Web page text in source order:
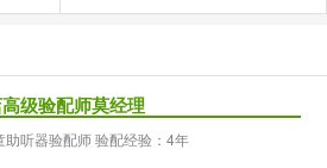
级验配师莫经理
助听器验配师 验配经验：4年